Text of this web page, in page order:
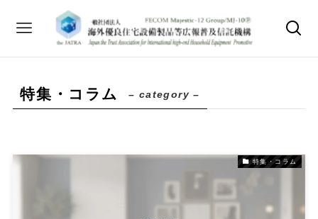
特集・コラム – category –
特集・コラム